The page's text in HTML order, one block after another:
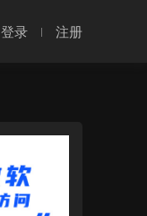
登录 注册